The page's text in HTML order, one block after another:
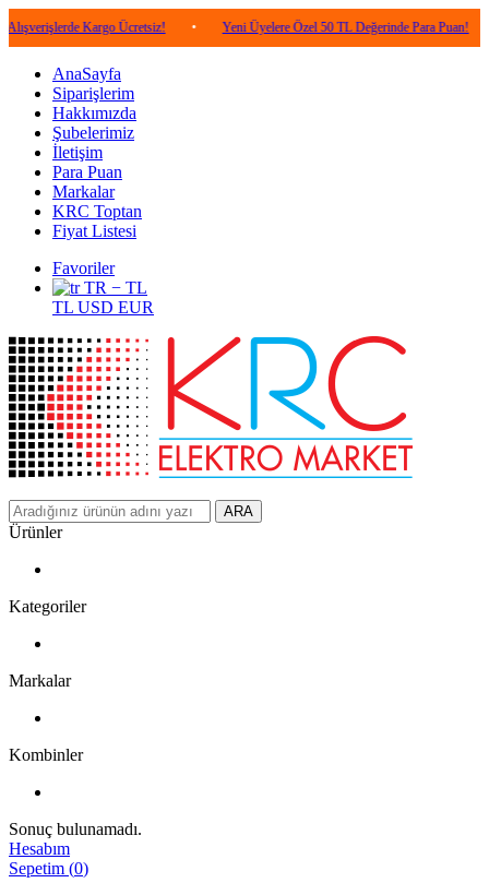
Kargo Ücretsiz! • Yeni Üyelere Özel 50 TL Değerinde Para Puan! •
AnaSayfa
Siparişlerim
Hakkımızda
Şubelerimiz
İletişim
Para Puan
Markalar
KRC Toptan
Fiyat Listesi
Favoriler
TR − TL
TL USD EUR
ARA
Ürünler
Kategoriler
Markalar
Kombinler
Sonuç bulunamadı.
Hesabım
Sepetim (0)